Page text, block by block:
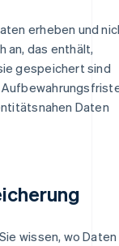
erheben und
an, das enthält,
gespeichert sind
Daten
wissen, wo Daten